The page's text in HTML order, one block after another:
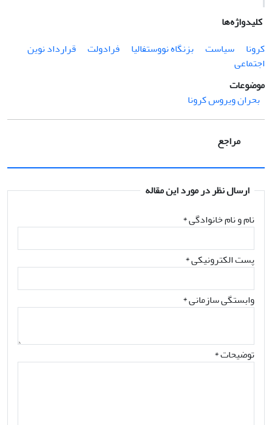
کلیدواژه‌ها
کرونا
سیاست بزنگاه نووستفالیا فرادولت
قرارداد نوین
اجتماعی
موضوعات
بحران ویروس کرونا
مراجع
ارسال نظر در مورد این مقاله
نام و نام خانوادگی*
پست الکترونیکی*
وابستگی سازمانی *
توضیحات *